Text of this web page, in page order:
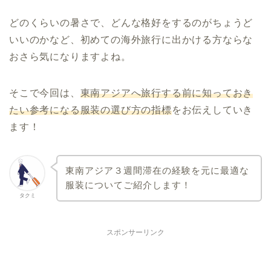
どのくらいの暑さで、どんな格好をするのがちょうど
いいのかなど、初めての海外旅行に出かける方ならな
おさら気になりますよね。
そこで今回は、 東南アジアへ旅行する前に知っておき
たい参考になる服装の選び方の指標をお伝えしていき
ます！
タクミ
東南アジア３週間滞在の経験を元に最適な
服装についてご紹介します！
スポンサーリンク